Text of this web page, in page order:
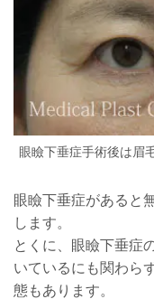
眼瞼下垂症手術後は眉
眼瞼下垂症があると
します。
とくに、眼瞼下垂症
いているにも関わら
態もあります。